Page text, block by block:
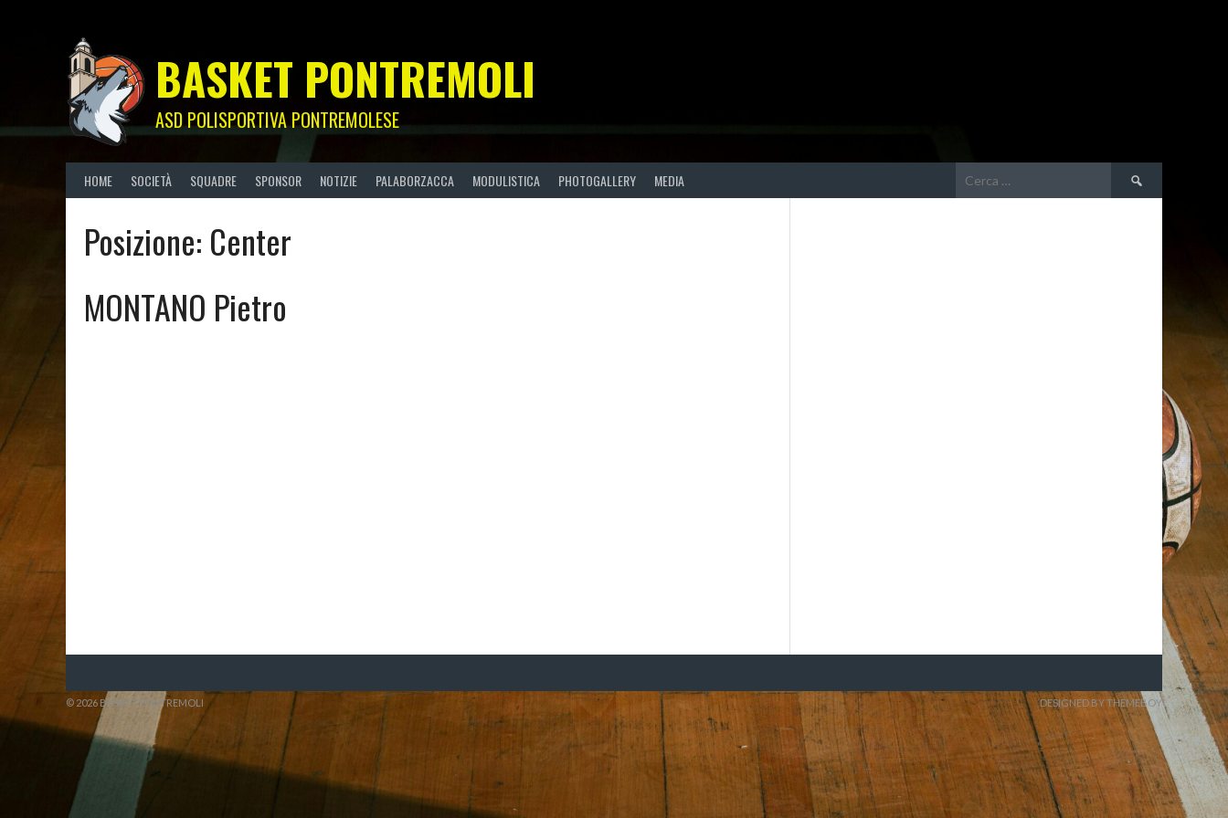
BASKET PONTREMOLI
ASD POLISPORTIVA PONTREMOLESE
HOME SOCIETÀ SQUADRE SPONSOR NOTIZIE PALABORZACCA MODULISTICA PHOTOGALLERY MEDIA
Ricerca
per:
Posizione: Center
MONTANO Pietro
© 2026 BASKET PONTREMOLI DESIGNED BY THEMEBOY